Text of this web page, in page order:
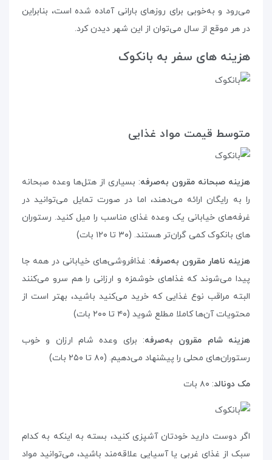
می‌رود و به‌خوبی برای روزهای بارانی آماده شده است، بنابراین
در هر موقع از سال می‌توان از این شهر دیدن کرد.
هزینه‌ های سفر به بانکوک
متوسط قیمت مواد غذایی
هزینه صبحانه مقرون به‌صرفه: بسیاری از هتل‌ها وعده‌ صبحانه
را به رایگان ارائه می‌دهند، اما در صورت تمایل می‌توانید در
غرفه‌های خیابانی یک وعده غذای مناسب را میل کنید. رستوران
های بانکوک کمی گران‌تر هستند. (۳۰ تا ۱۲۰ بات)
هزینه ناهار مقرون به‌صرفه: غذافروشی‌های خیابانی در همه جا
پیدا می‌شوند که غذاهای خوشمزه و ارزانی را هم سرو می‌کنند
البته مراقب نوع غذایی که خرید می‌کنید باشید، بهتر است از
محتویات آن‌ها کاملا مطلع شوید (۴۰ تا ۲۰۰ بات)
هزینه شام مقرون به‌صرفه: برای وعده‌ شام ارزان و خوب
رستوران‌های محلی را پیشنهاد می‌دهیم. (۸۰ تا ۲۵۰ بات)
مک دونالد: ۸۰ بات
اگر دوست دارید خودتان آشپزی کنید، بسته به اینکه به کدام
سبک از غذای غربی یا آسیایی علاقه‌مند باشید، می‌توانید مواد